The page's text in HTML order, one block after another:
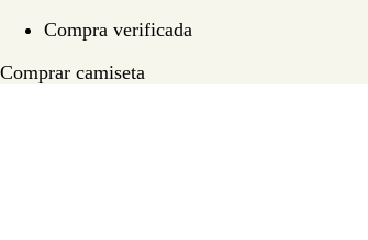
Compra verificada
Comprar camiseta